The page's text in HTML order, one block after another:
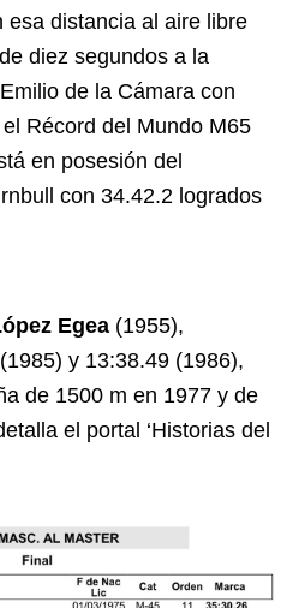
esa distancia al aire libre
diez segundos a la
de la Cámara con
Récord del Mundo M65
en posesión del
con 34.42.2 logrados
Egea (1955),
y 13:38.49 (1986),
de 1500 m en 1977 y de
el portal ‘Historias del